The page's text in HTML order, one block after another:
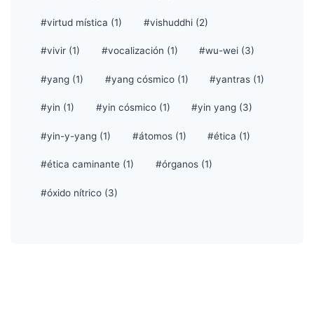
#virtud mística (1) #vishuddhi (2)
#vivir (1) #vocalización (1) #wu-wei (3)
#yang (1) #yang cósmico (1) #yantras (1)
#yin (1) #yin cósmico (1) #yin yang (3)
#yin-y-yang (1) #átomos (1) #ética (1)
#ética caminante (1) #órganos (1)
#óxido nítrico (3)